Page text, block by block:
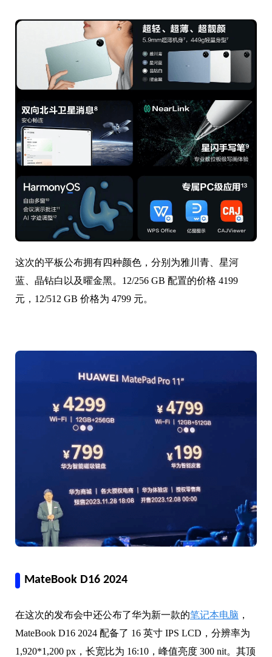
这次的平板公布拥有四种颜色，分别为雅川青、星河
蓝、晶钻白以及曜金黑。12/256 GB 配置的价格 4199
元，12/512 GB 价格为 4799 元。
MateBook D16 2024
在这次的发布会中还公布了华为新一款的笔记本电脑 ，
MateBook D16 2024 配备了 16 英寸 IPS LCD，分辨率为
1,920*1,200 px，长宽比为 16:10，峰值亮度 300 nit。其顶